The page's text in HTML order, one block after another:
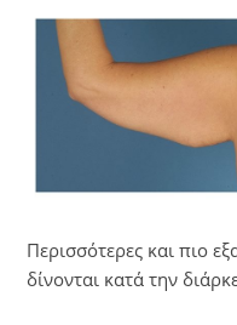
Περισσότερες και πιο
δίνονται κατά την